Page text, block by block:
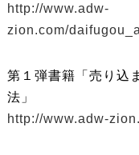
http://www.adw-
zion.com/
第１弾書籍「売り込
法」
http://www.adw-